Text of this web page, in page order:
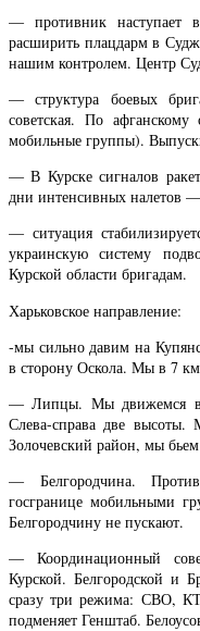
— противник наступает
расширить плацдарм в
нашим контролем. Центр
— структура боевых
советская. По
мобильные группы).
— В Курске сигналов
дни интенсивных налетов —
— ситуация
украинскую систему
Курской области бригадам.
Харьковское направление:
-мы сильно давим на
в сторону Оскола. Мы в 7
— Липцы. Мы движемся в
Слева-справа две
Золочевский район, мы
— Белгородчина.
госгранице мобильными
Белгородчину не пускают.
— Координационный
Курской. Белгородской и
сразу три режима: СВО,
подменяет Генштаб.